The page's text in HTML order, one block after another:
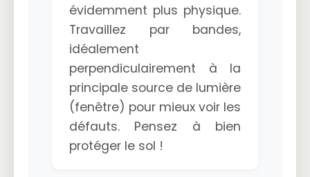
évidemment plus physique.
Travaillez par bandes,
idéalement
perpendiculairement à la
principale source de lumière
(fenêtre) pour mieux voir les
défauts. Pensez à bien
protéger le sol !